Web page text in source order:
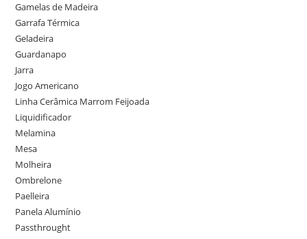
Gamelas de Madeira
Garrafa Térmica
Geladeira
Guardanapo
Jarra
Jogo Americano
Linha Cerâmica Marrom Feijoada
Liquidificador
Melamina
Mesa
Molheira
Ombrelone
Paelleira
Panela Alumínio
Passthrought